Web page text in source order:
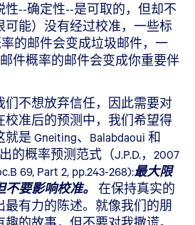
性--确定性--是可取的，但却不
可能）没有经过校准，一些标
的邮件会变成垃圾邮件，一
件概率的邮件会变成你重要伴
们不想放弃信任，因此需要对
校准后的预测中，我们希望得
是 Gneiting、Balabdaoui 和
的概率预测范式（J.P.D.，2007
69, Part 2, pp.243-268):最大限
要影响校准。 在保持真实的
最有力的陈述。就像我们的朋